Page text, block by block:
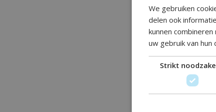
We gebruiken
delen ook
kunnen
uw gebruik van hun
Strikt